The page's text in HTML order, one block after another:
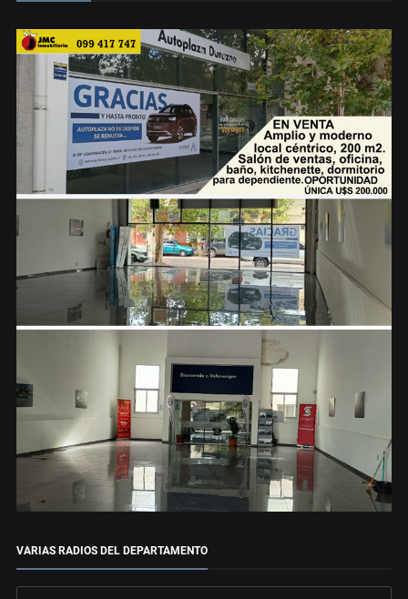
VARIAS RADIOS DEL DEPARTAMENTO